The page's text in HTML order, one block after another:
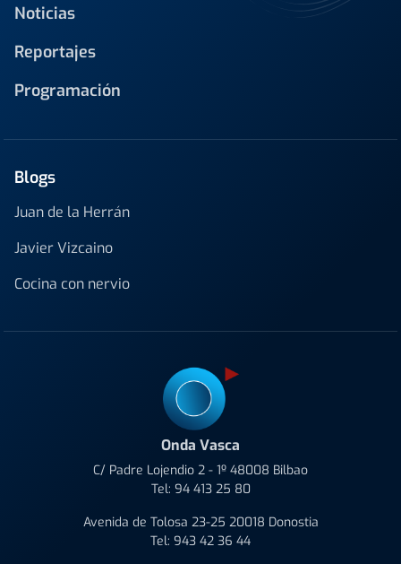
Noticias
Reportajes
Programación
Blogs
Juan de la Herrán
Javier Vizcaino
Cocina con nervio
Onda Vasca
C/ Padre Lojendio 2 - 1º 48008 Bilbao
Tel: 94 413 25 80
Avenida de Tolosa 23-25 20018 Donostia
Tel: 943 42 36 44